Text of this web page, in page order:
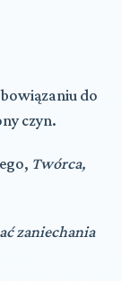
do
czyn.
Twórca,
ć zaniechania